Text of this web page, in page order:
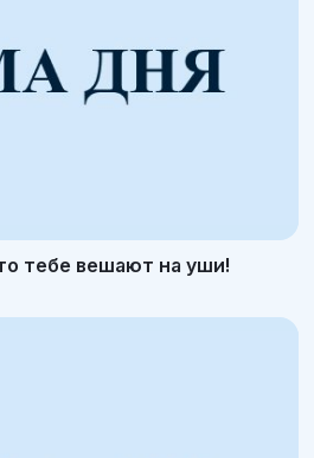
тебе вешают на уши!